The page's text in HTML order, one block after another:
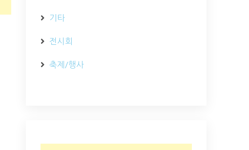
기타
전시회
축제/행사